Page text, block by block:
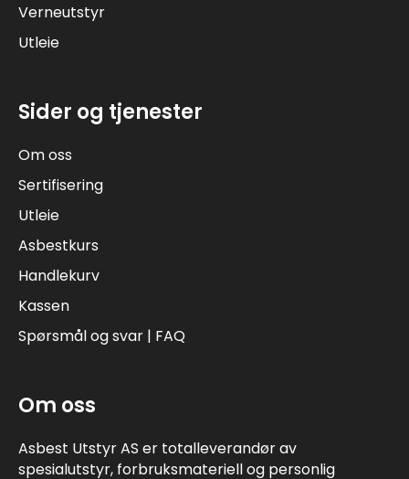
Verneutstyr
Utleie
Sider og tjenester
Om oss
Sertifisering
Utleie
Asbestkurs
Handlekurv
Kassen
Spørsmål og svar | FAQ
Om oss
Asbest Utstyr AS er totalleverandør av
spesialutstyr, forbruksmateriell og personlig